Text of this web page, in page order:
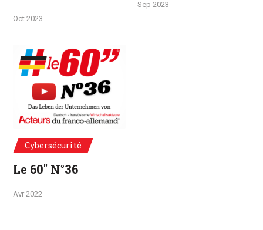
Oct 2023
Sep 2023
Cybersécurité
Le 60" N°36
Avr 2022